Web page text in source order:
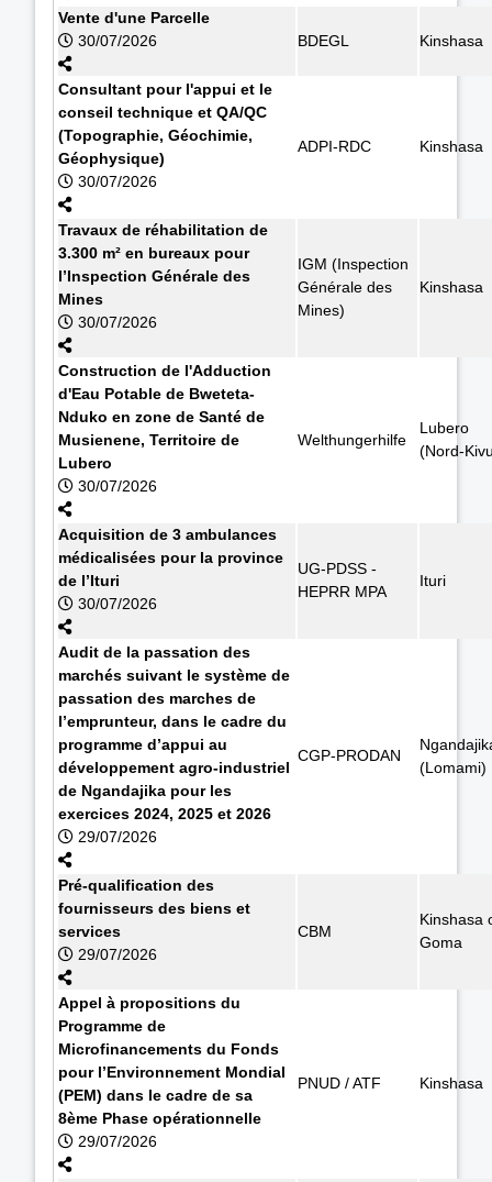
Vente d'une Parcelle
30/07/2026
BDEGL Kinshasa
Consultant pour l'appui et le
conseil technique et QA/QC
(Topographie, Géochimie,
Géophysique)
30/07/2026
ADPI-RDC Kinshasa
Travaux de réhabilitation de
3.300 m² en bureaux pour
l’Inspection Générale des
Mines
30/07/2026
IGM (Inspection
Générale des
Mines)
Kinshasa
Construction de l'Adduction
d'Eau Potable de Bweteta-
Nduko en zone de Santé de
Musienene, Territoire de
Lubero
30/07/2026
Welthungerhilfe
Lubero
(Nord-
Acquisition de 3 ambulances
médicalisées pour la province
de l’Ituri
30/07/2026
UG-PDSS -
HEPRR MPA
Ituri
Audit de la passation des
marchés suivant le système de
passation des marches de
l’emprunteur, dans le cadre du
programme d’appui au
développement agro-industriel
de Ngandajika pour les
exercices 2024, 2025 et 2026
29/07/2026
CGP-PRODAN
(Lomami)
Pré-qualification des
fournisseurs des biens et
services
29/07/2026
CBM
Kinshasa
Goma
Appel à propositions du
Programme de
Microfinancements du Fonds
pour l’Environnement Mondial
(PEM) dans le cadre de sa
8ème Phase opérationnelle
29/07/2026
PNUD / ATF Kinshasa